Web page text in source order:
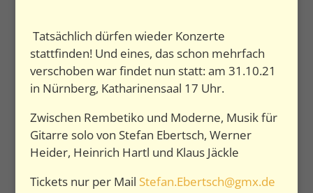
Tatsächlich dürfen wieder Konzerte
stattfinden! Und eines, das schon mehrfach
verschoben war findet nun statt: am 31.10.21
in Nürnberg, Katharinensaal 17 Uhr.
Zwischen Rembetiko und Moderne, Musik für
Gitarre solo von Stefan Ebertsch, Werner
Heider, Heinrich Hartl und Klaus Jäckle
Tickets nur per Mail Stefan.Ebertsch@gmx.de